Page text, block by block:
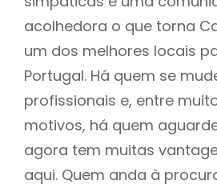
acolhedora o que torna
um dos melhores locais
Portugal. Há quem se
profissionais e, entre
motivos, há quem
agora tem muitas
aqui. Quem anda à